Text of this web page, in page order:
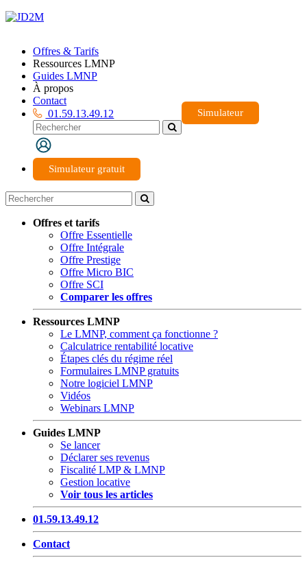
Offres & Tarifs
Ressources LMNP
Guides LMNP
À propos
Contact
01.59.13.49.12
Simulateur gratuit
Simulateur
Offres et tarifs
Offre Essentielle
Offre Intégrale
Offre Prestige
Offre Micro BIC
Offre SCI
Comparer les offres
Ressources LMNP
Le LMNP, comment ça fonctionne ?
Calculatrice rentabilité locative
Étapes clés du régime réel
Formulaires LMNP gratuits
Notre logiciel LMNP
Vidéos
Webinars LMNP
Guides LMNP
Se lancer
Déclarer ses revenus
Fiscalité LMP & LMNP
Gestion locative
Voir tous les articles
01.59.13.49.12
Contact